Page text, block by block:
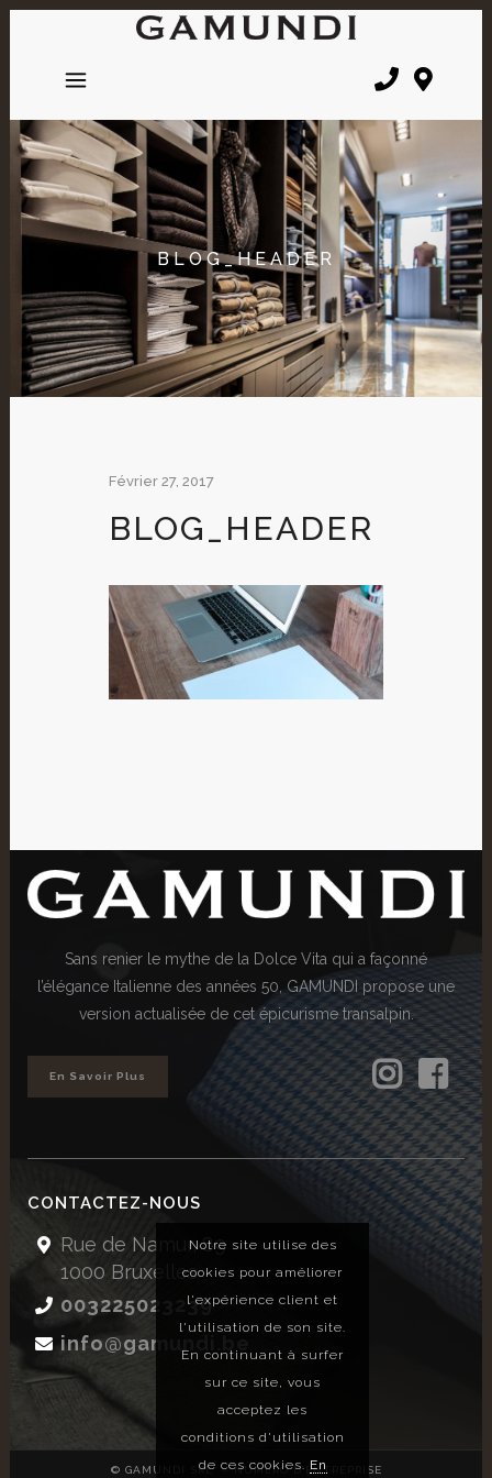
BLOG_HEADER
Février 27, 2017
BLOG_HEADER
Sans renier le mythe de la Dolce Vita qui a façonné
l’élégance Italienne des années 50, GAMUNDI propose une
version actualisée de cet épicurisme transalpin.
En Savoir Plus
CONTACTEZ-NOUS
Rue de Namur, 89
1000 Bruxelles
003225023239
info@gamundi.be
© GAMUNDI SRL – NUMÉRO D’ENTREPRISE
Notre site utilise des
cookies pour améliorer
l'expérience client et
l'utilisation de son site.
En continuant à surfer
sur ce site, vous
acceptez les
conditions d'utilisation
de ces cookies. En